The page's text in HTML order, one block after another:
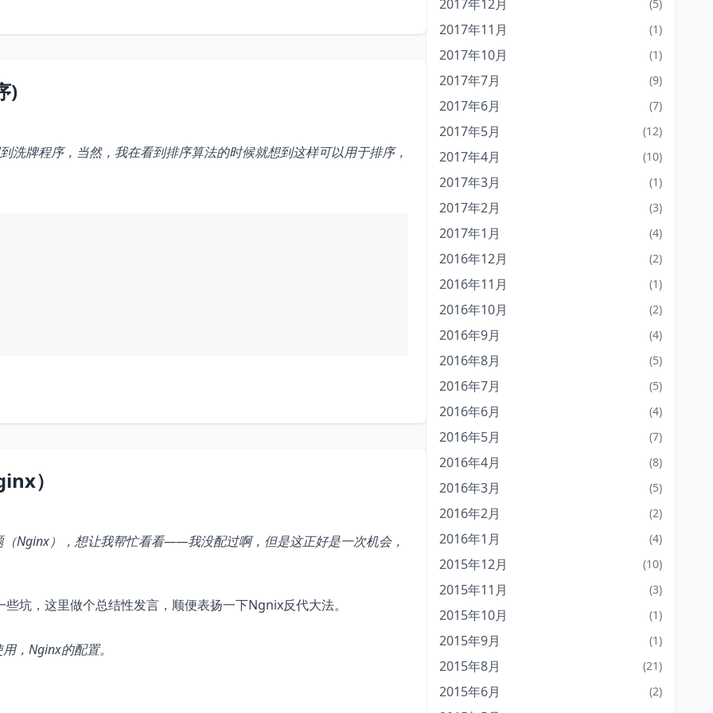
)
洗牌程序，当然，我在看到排序算法的时候就想到这样可以用于排序，
）
Nginx），想让我帮忙看看——我没配过啊，但是这正好是一次机会，
坑，这里做个总结性发言，顺便表扬一下Ngnix反代大法。
，Nginx的配置。
2017年12月 (5)
2017年11月 (1)
2017年10月 (1)
2017年7月 (9)
2017年6月 (7)
2017年5月 (12)
2017年4月 (10)
2017年3月 (1)
2017年2月 (3)
2017年1月 (4)
2016年12月 (2)
2016年11月 (1)
2016年10月 (2)
2016年9月 (4)
2016年8月 (5)
2016年7月 (5)
2016年6月 (4)
2016年5月 (7)
2016年4月 (8)
2016年3月 (5)
2016年2月 (2)
2016年1月 (4)
2015年12月 (10)
2015年11月 (3)
2015年10月 (1)
2015年9月 (1)
2015年8月 (21)
2015年6月 (2)